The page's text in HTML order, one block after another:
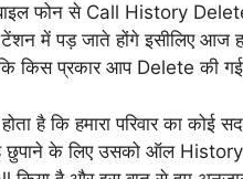
फोन से Call History
टेंशन में पड़ जाते होंगे इसीलिए
कि किस प्रकार आप Delete की
है कि हमारा परिवार का
छुपाने के लिए उसको ऑल History